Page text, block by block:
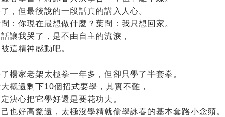
，但最後說的一段話真的講入人心。
：你現在最想做什麼？葉問：我只想回家。
讓我哭了，是不由自主的流淚，
這精神感動吧。
楊家老架太極拳一年多，但卻只學了半套拳。
概還剩下10個招式要學，其實不難，
決心把它學好還是要花功夫。
也好高騖遠，太極沒學精就偷學詠春的基本套路小念頭。